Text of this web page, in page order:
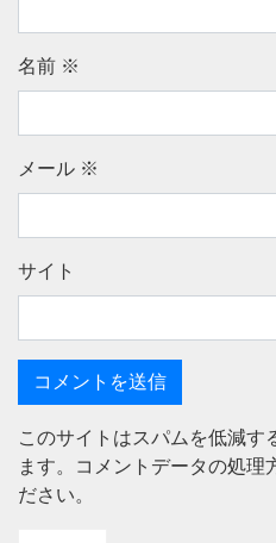
名前 ※
メール ※
サイト
このサイトはスパムを低減す
ます。
コメントデータの処理
ださい。